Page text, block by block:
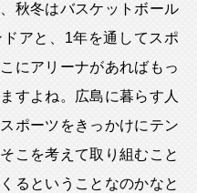
秋冬はバスケットボール
アと、1年を通してスポ
にアリーナがあればもっ
すよね。広島に暮らす人
ポーツをきっかけにテン
こを考えて取り組むこと
るということなのかなと